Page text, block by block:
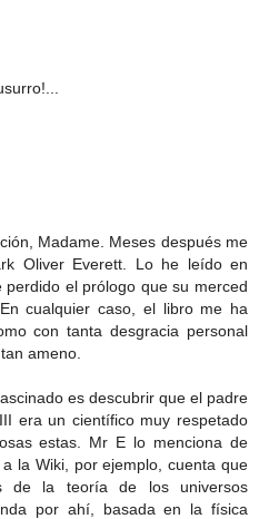
Madame. Meses después me
Oliver Everett. Lo he leído en
el prólogo que su merced
cualquier caso, el libro me ha
con tanta desgracia personal
ameno.
es descubrir que el padre
era un científico muy respetado
estas. Mr E lo menciona de
la Wiki, por ejemplo, cuenta que
de la teoría de los universos
por ahí, basada en la física